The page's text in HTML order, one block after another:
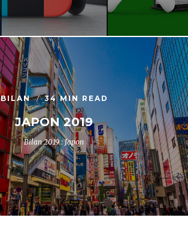
BILAN 34 MIN READ
JAPON 2019
Bilan 2019 : Japon